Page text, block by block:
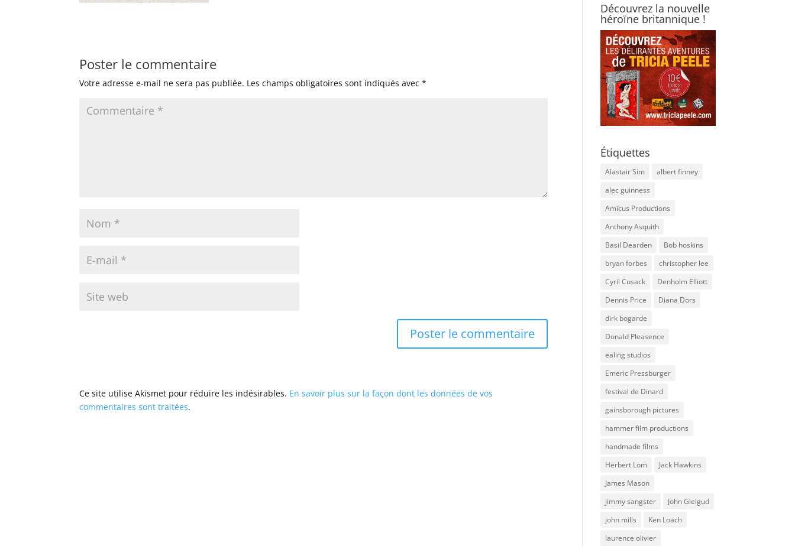
Poster le commentaire
Votre adresse e-mail ne sera pas publiée. Les champs obligatoires sont indiqués avec*
Ce site utilise Akismet pour réduire les indésirables. En savoir plus sur la façon dont les données de vos
commentaires sont traitées.
Découvrez la nouvelle
héroïne britannique !
Étiquettes
Alastair Sim
albert finney
alec guinness
Amicus Productions
Anthony Asquith
Basil Dearden
Bob hoskins
bryan forbes
christopher lee
Cyril Cusack
Denholm Elliott
Dennis Price
Diana Dors
dirk bogarde
Donald Pleasence
ealing studios
Emeric Pressburger
festival de Dinard
gainsborough pictures
hammer film productions
handmade films
Herbert Lom
Jack Hawkins
James Mason
jimmy sangster
John Gielgud
john mills
Ken Loach
laurence olivier